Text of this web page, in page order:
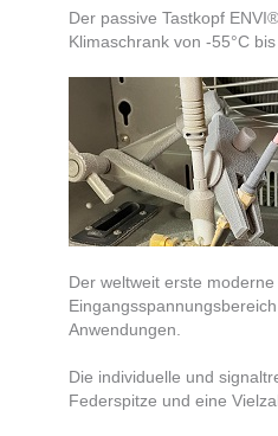
Der passive Tastkopf
Klimaschrank von -55°C bis
Der weltweit erste
Anwendungen.
Die individuelle und
Federspitze und eine